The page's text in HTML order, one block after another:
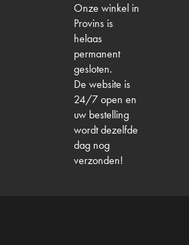
Onze winkel in
Provins is
helaas
permanent
gesloten.
De website is
24/7 open en
uw bestelling
wordt dezelfde
dag nog
verzonden!